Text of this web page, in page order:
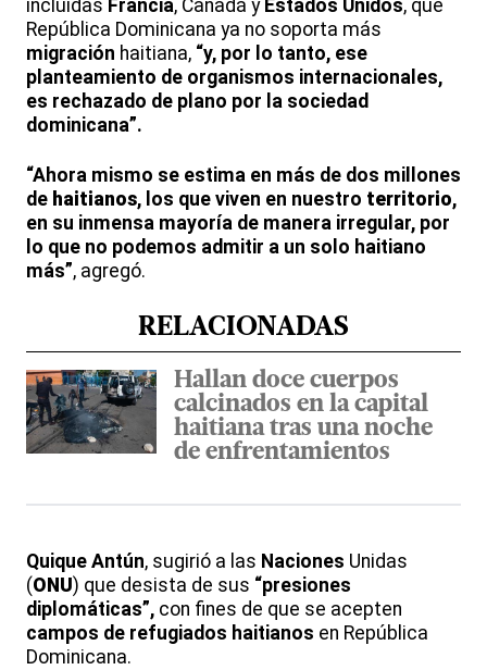
incluidas Francia, Canadá y Estados Unidos, que
República Dominicana ya no soporta más
migración haitiana, “y, por lo tanto, ese
planteamiento de organismos internacionales,
es rechazado de plano por la sociedad
dominicana”.
“Ahora mismo se estima en más de dos millones
de haitianos, los que viven en nuestro territorio,
en su inmensa mayoría de manera irregular, por
lo que no podemos admitir a un solo haitiano
más”, agregó.
RELACIONADAS
Hallan doce cuerpos
calcinados en la capital
haitiana tras una noche
de enfrentamientos
Quique Antún, sugirió a las Naciones Unidas
(ONU) que desista de sus “presiones
diplomáticas”, con fines de que se acepten
campos de refugiados haitianos en República
Dominicana.